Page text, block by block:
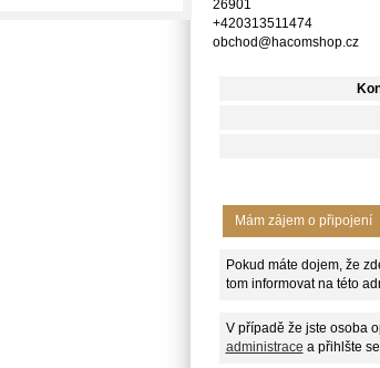
26901
+420313511474
obchod@hacomshop.cz
Mám zájem o připojení
Pokud máte dojem, že
tom informovat na této
V případě že jste osoba
administrace a přihlšte